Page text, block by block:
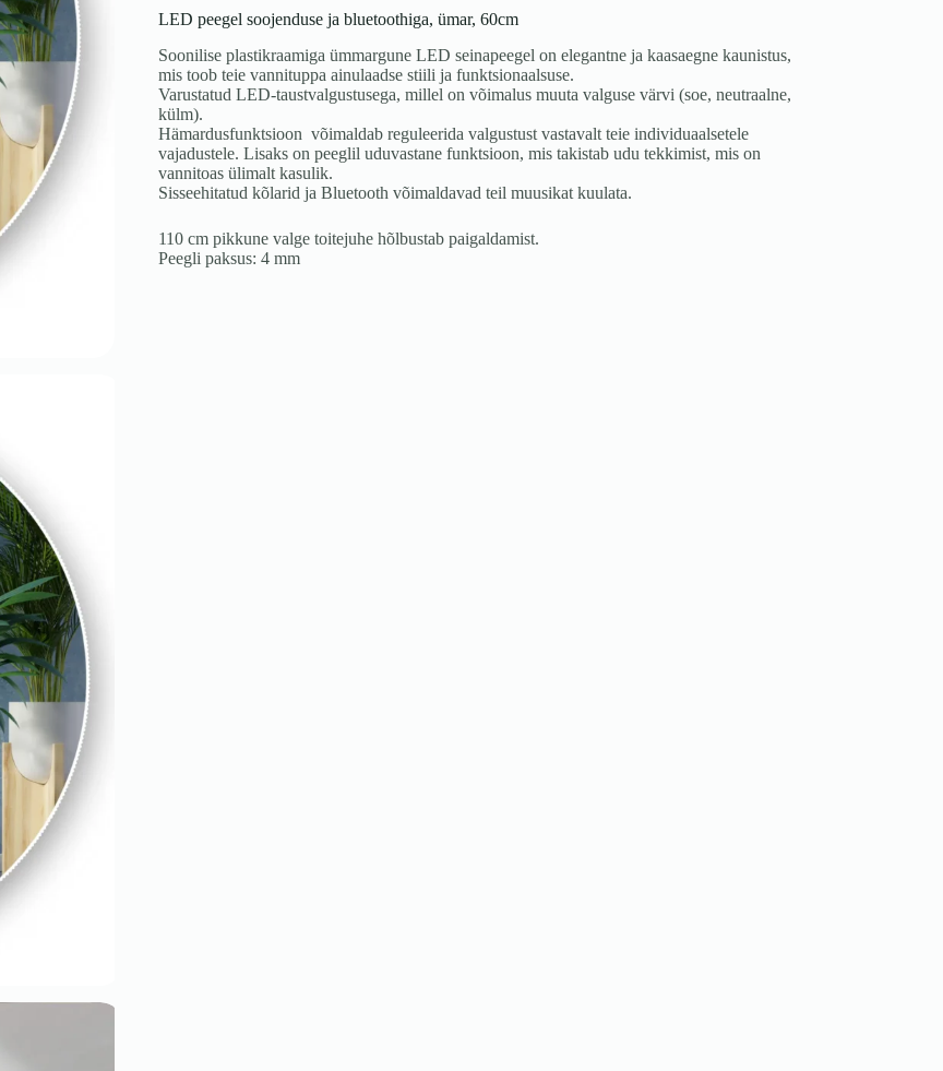
LED peegel soojenduse ja bluetoothiga, ümar, 60cm
Soonilise plastikraamiga ümmargune LED seinapeegel on elegantne ja kaasaegne kaunistus,
mis toob teie vannituppa ainulaadse stiili ja funktsionaalsuse.
Varustatud LED-taustvalgustusega, millel on võimalus muuta valguse värvi (soe, neutraalne,
külm).
Hämardusfunktsioon võimaldab reguleerida valgustust vastavalt teie individuaalsetele
vajadustele. Lisaks on peeglil uduvastane funktsioon, mis takistab udu tekkimist, mis on
vannitoas ülimalt kasulik.
Sisseehitatud kõlarid ja Bluetooth võimaldavad teil muusikat kuulata.
110 cm pikkune valge toitejuhe hõlbustab paigaldamist.
Peegli paksus: 4 mm